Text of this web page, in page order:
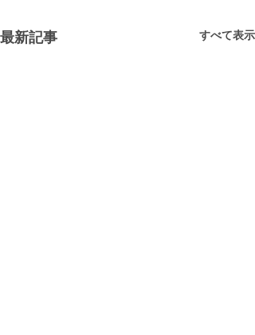
最新記事 すべて表示